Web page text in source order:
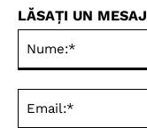
LĂSAȚI UN MESAJ